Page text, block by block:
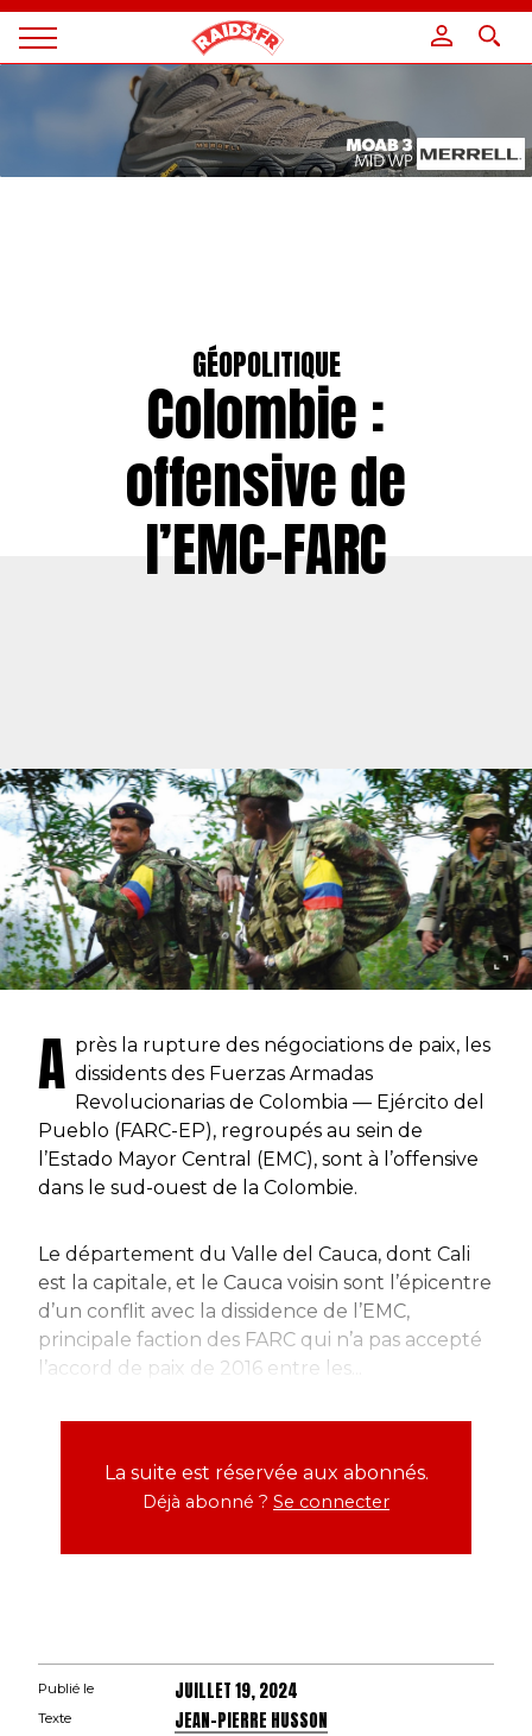
Magazine
GÉOPOLITIQUE
Colombie :
offensive de
l’EMC-FARC
A près la rupture des négociations de paix, les
dissidents des Fuerzas Armadas
Revolucionarias de Colombia — Ejército del
Pueblo (FARC-EP), regroupés au sein de
l’Estado Mayor Central (EMC), sont à l’offensive
dans le sud-ouest de la Colombie.
Le département du Valle del Cauca, dont Cali
est la capitale, et le Cauca voisin sont l’épicentre
d’un conflit avec la dissidence de l’EMC,
principale faction des FARC qui n’a pas accepté
l’accord de paix de 2016 entre les...
La suite est réservée aux abonnés.
Déjà abonné ? Se connecter
Publié le JUILLET 19, 2024
Texte JEAN-PIERRE HUSSON
Panneau de gestion des cookies